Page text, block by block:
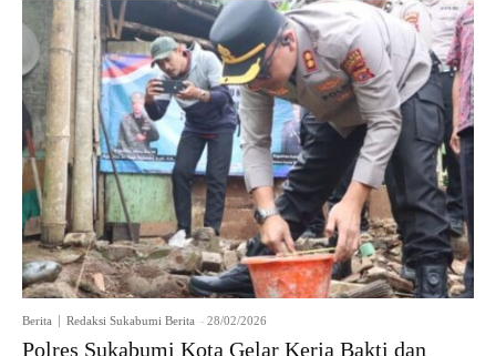
Berita Redaksi Sukabumi Berita - 28/02/2026
Polres Sukabumi Kota Gelar Kerja Bakti dan